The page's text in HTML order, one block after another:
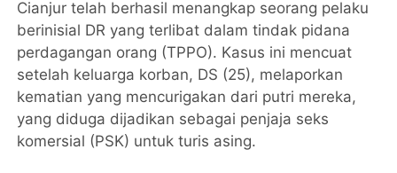
Cianjur telah berhasil menangkap seorang pelaku
berinisial DR yang terlibat dalam tindak pidana
perdagangan orang (TPPO). Kasus ini mencuat
setelah keluarga korban, DS (25), melaporkan
kematian yang mencurigakan dari putri mereka,
yang diduga dijadikan sebagai penjaja seks
komersial (PSK) untuk turis asing.